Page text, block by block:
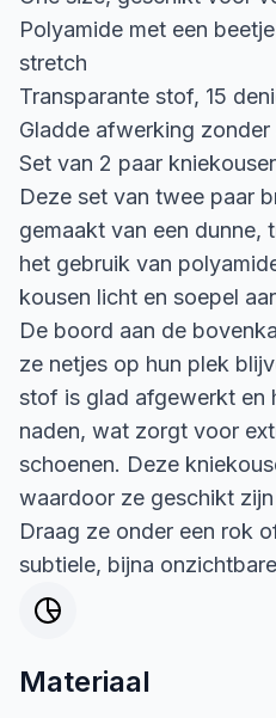
Polyamide met een
stretch
Transparante stof, 15
Gladde afwerking
Set van 2 paar
Deze set van twee paar
gemaakt van een dunne,
het gebruik van
kousen licht en soepel
De boord aan de
ze netjes op hun plek
stof is glad afgewerkt en
naden, wat zorgt voor
schoenen. Deze
waardoor ze geschikt
Draag ze onder een rok
subtiele, bijna
Materiaal